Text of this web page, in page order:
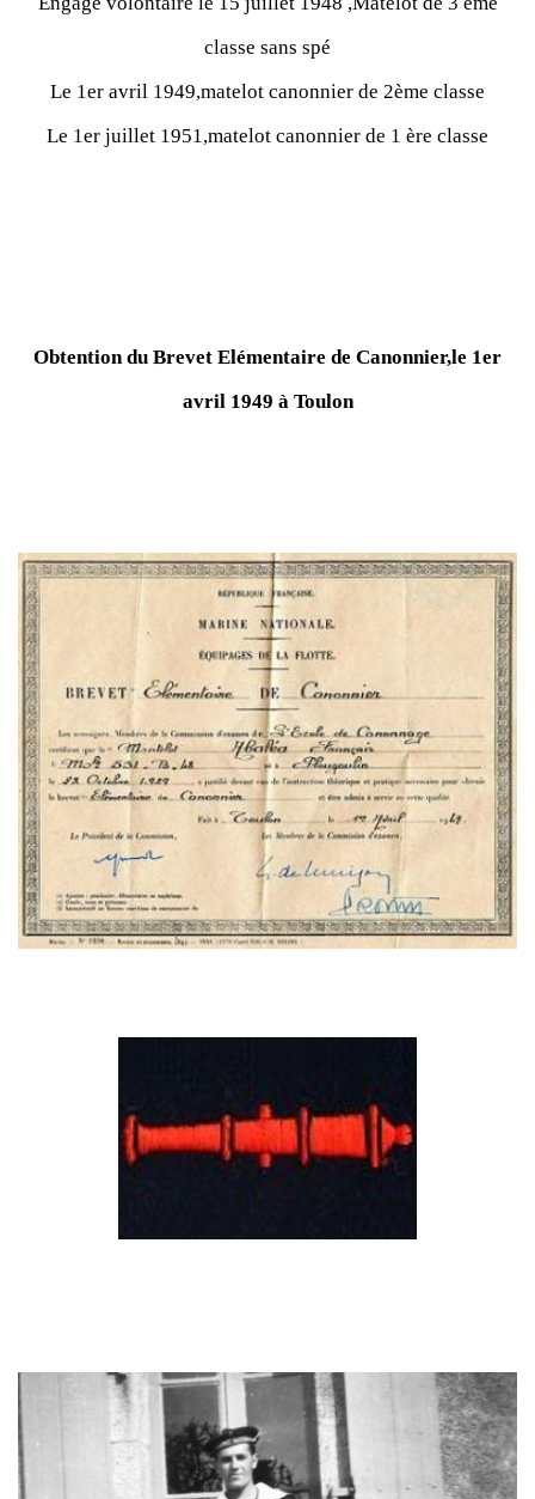
classe sans spé
Le 1er avril 1949,matelot canonnier de 2ème classe
Le 1er juillet 1951,matelot canonnier de 1 ère classe
Obtention du Brevet Elémentaire de Canonnier,le 1er
avril 1949 à Toulon